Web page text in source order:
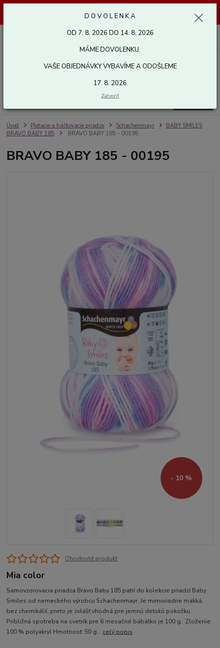
odošleme 17. 8. 2026. Ďakujeme.
Úvod Pletacie a háčkovacie priadze Schachenmayr
BABY SMILES
BRAVO BABY 185
BRAVO BABY 185 - 00195
BRAVO BABY 185 - 00195
- 10 %
Ohodnotiť produkt
Mia color
Samovzorovacia priadza Bravo Baby 185 patrí do kolekcie priadzí Baby
Smiles od nemeckého výrobcu Schachenmayr. Je mimoriadne mäkká,
bez chemikálií, preto je zvlášť vhodná pre jemnú detskú pokožku.
Približná spotreba na svetrík pre 6 mesačné bábätko je 100 g. Zloženie:
100 % polyakryl Hmotnosť: 50 g... celý popis
D O V O L E N K A
OD 7. 8. 2026 DO 14. 8. 2026
MÁME DOVOLENKU.
VAŠE OBJEDNÁVKY VYBAVÍME A ODOŠLEME
17. 8. 2026
Zatvoriť